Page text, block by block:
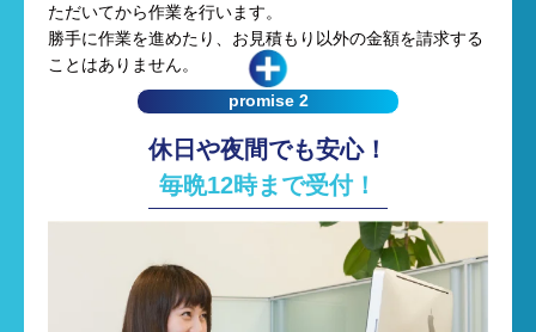
ただいてから作業を行います。
勝手に作業を進めたり、お見積もり以外の金額を請求する
ことはありません。
promise 2
休日や夜間でも安心！
毎晩12時まで受付！